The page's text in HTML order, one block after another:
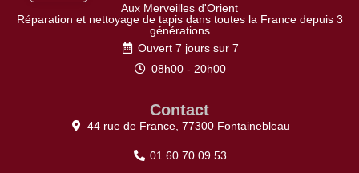
Aux Merveilles d'Orient
Réparation et nettoyage de tapis dans toutes la France depuis 3
générations
Ouvert 7 jours sur 7
08h00 - 20h00
Contact
44 rue de France, 77300 Fontainebleau
01 60 70 09 53